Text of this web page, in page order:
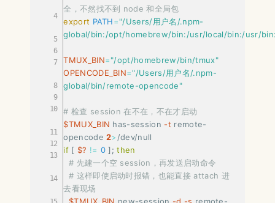
全，不然找不到 node 和全局包
export PATH="/Users/用户名/.npm-
global/bin:/opt/homebrew/bin:/usr/local/bin:/usr/
TMUX_BIN="/opt/homebrew/bin/tmux"
OPENCODE_BIN="/Users/用户名/.npm-
global/bin/remote-opencode"
# 检查 session 在不在，不在才启动
$TMUX_BIN has-session -t remote-
opencode 2>
if [ $? != 0 ]; then
# 先建一个空 session，再发送启动命令
# 这样即使启动时报错，也能直接 attach 进
去看现场